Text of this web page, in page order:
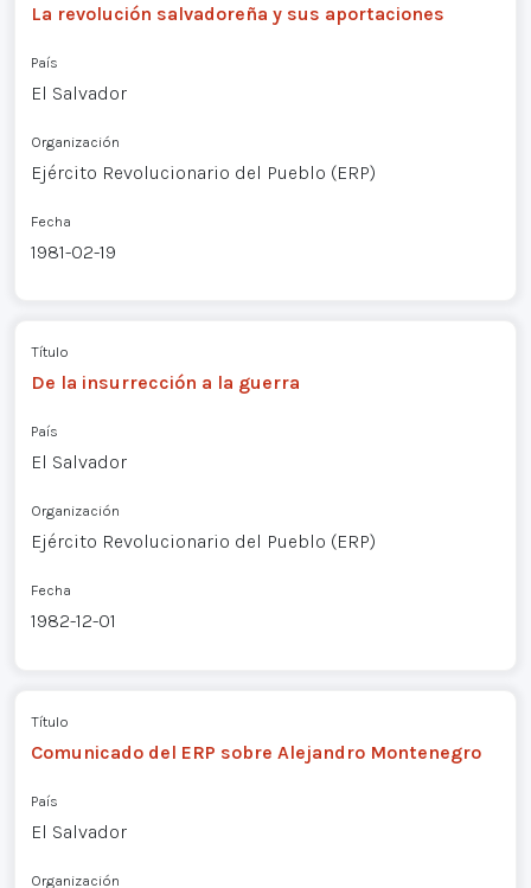
La revolución salvadoreña y sus aportaciones
País
El Salvador
Organización
Ejército Revolucionario del Pueblo (ERP)
Fecha
1981-02-19
Título
De la insurrección a la guerra
País
El Salvador
Organización
Ejército Revolucionario del Pueblo (ERP)
Fecha
1982-12-01
Título
Comunicado del ERP sobre Alejandro Montenegro
País
El Salvador
Organización